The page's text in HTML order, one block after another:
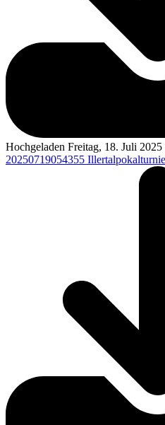
Hochgeladen Freitag, 18. Juli
20250719054355